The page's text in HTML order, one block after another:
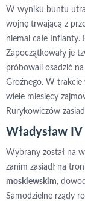
W wyniku buntu
wojnę trwającą z
niemal całe Inflanty.
Zapoczątkowały je
próbowali osadzić
Groźnego. W trakcie
wiele miesięcy
Rurykowiczów
Władysław IV
Wybrany został na
zanim zasiadł na
moskiewskim,
Samodzielne rządy